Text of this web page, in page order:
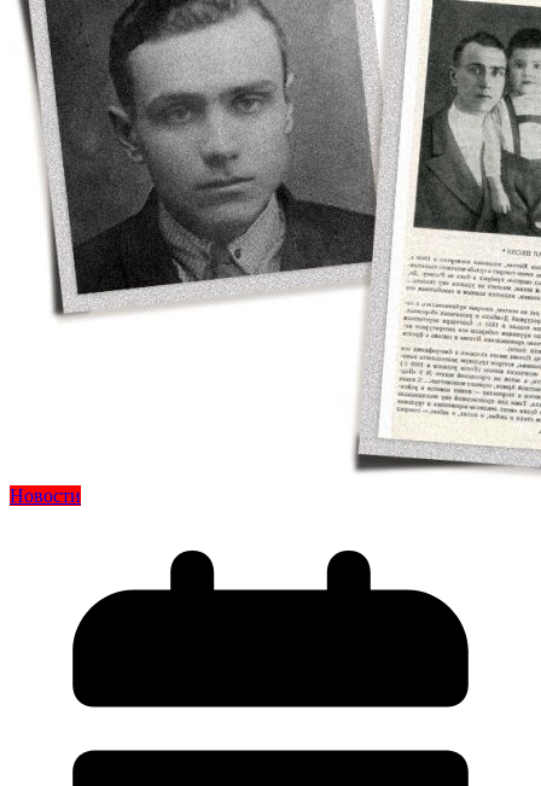
Новости